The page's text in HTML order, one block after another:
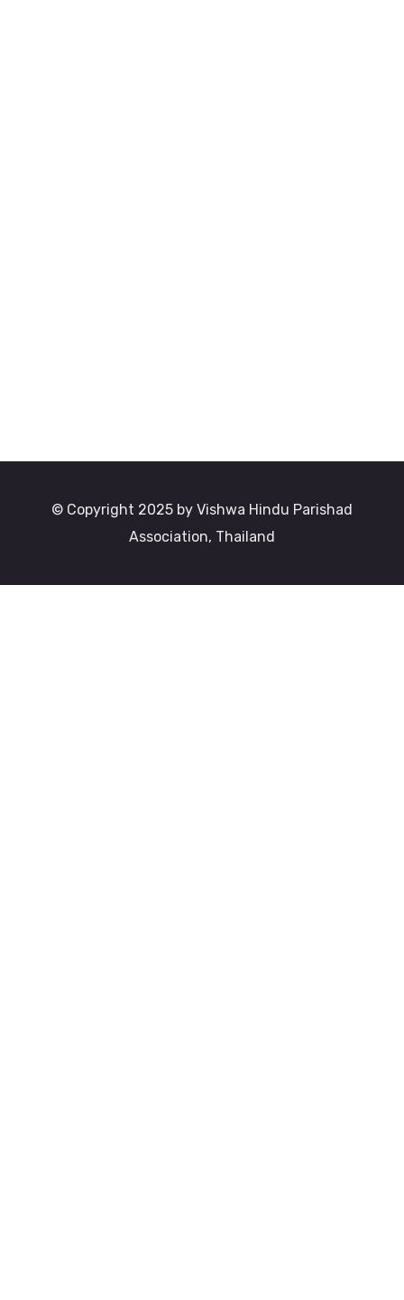
© Copyright 2025 by Vishwa Hindu Parishad
Association, Thailand